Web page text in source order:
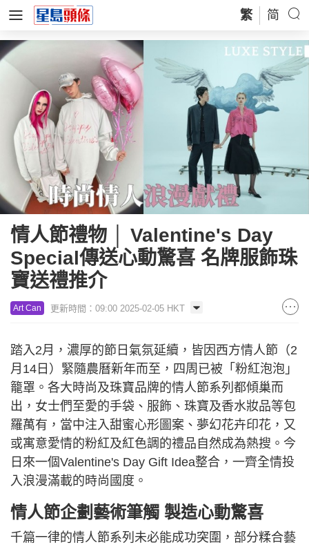
繁 简
情人節禮物 │ Valentine's Day
Special傳送心動驚喜 名牌服飾珠
寶送禮推介
Art Can 更新時間：09:00 2025-02-05 HKT
踏入2月，濃厚的節日氣氛延續，皆因西方情人節（2
月14日）緊隨農曆新年而至，四周已被「粉紅泡泡」
籠罩。各大時尚及珠寶品牌的情人節系列都傾巢而
出，女士們至愛的手袋、服飾、珠寶及香水妝品等包
羅萬有，當中注入甜蜜心形圖案、夢幻花卉印花，又
或寓意愛情的粉紅及紅色調的禮品自然成為熱搜。今
日來一個Valentine's Day Gift Idea整合，一齊全情投
入浪漫滿載的時尚國度。
情人節企劃藝術筆觸 製造心動驚喜
千篇一律的情人節系列未必能成功突圍，部分糅合藝